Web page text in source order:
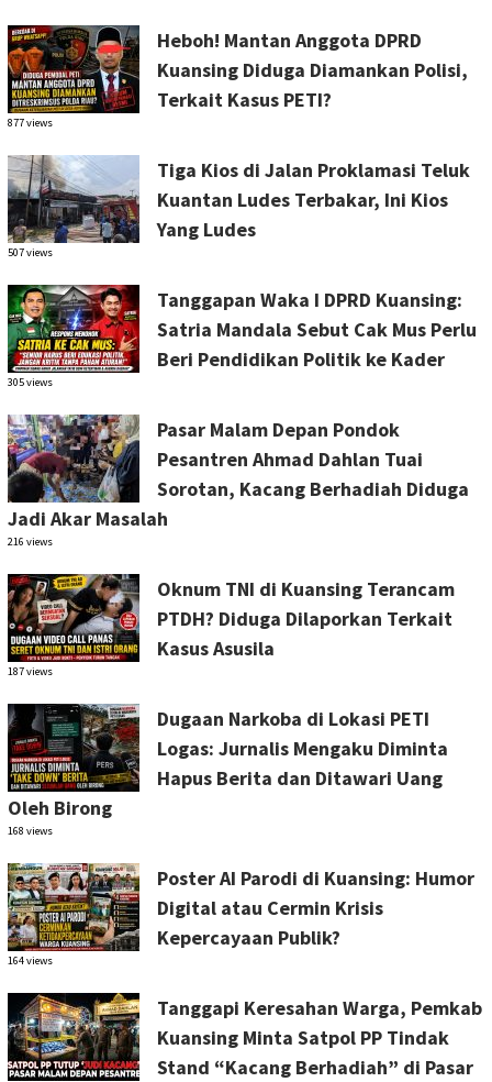
Heboh! Mantan Anggota DPRD
Kuansing Diduga Diamankan Polisi,
Terkait Kasus PETI?
877 views
Tiga Kios di Jalan Proklamasi Teluk
Kuantan Ludes Terbakar, Ini Kios
Yang Ludes
507 views
Tanggapan Waka I DPRD Kuansing:
Satria Mandala Sebut Cak Mus Perlu
Beri Pendidikan Politik ke Kader
305 views
Pasar Malam Depan Pondok
Pesantren Ahmad Dahlan Tuai
Sorotan, Kacang Berhadiah Diduga
Jadi Akar Masalah
216 views
Oknum TNI di Kuansing Terancam
PTDH? Diduga Dilaporkan Terkait
Kasus Asusila
187 views
Dugaan Narkoba di Lokasi PETI
Logas: Jurnalis Mengaku Diminta
Hapus Berita dan Ditawari Uang
Oleh Birong
168 views
Poster AI Parodi di Kuansing: Humor
Digital atau Cermin Krisis
Kepercayaan Publik?
164 views
Tanggapi Keresahan Warga, Pemkab
Kuansing Minta Satpol PP Tindak
Stand “Kacang Berhadiah” di Pasar